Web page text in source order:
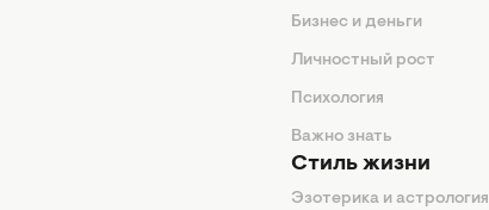
Бизнес и деньги
Личностный рост
Психология
Важно знать
Стиль жизни
Эзотерика и астрология